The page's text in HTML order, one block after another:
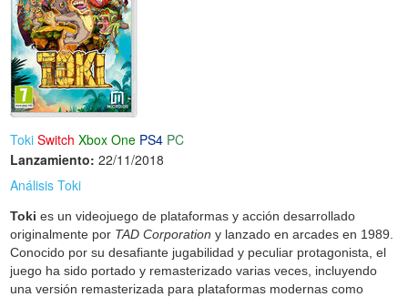
Toki Switch Xbox One PS4 PC
Lanzamiento: 22/11/2018
Análisis Toki
Toki es un videojuego de plataformas y acción desarrollado
originalmente por TAD Corporation y lanzado en arcades en 1989.
Conocido por su desafiante jugabilidad y peculiar protagonista, el
juego ha sido portado y remasterizado varias veces, incluyendo
una versión remasterizada para plataformas modernas como